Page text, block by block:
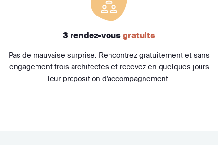
3 rendez-vous gratuits
Pas de mauvaise surprise. Rencontrez gratuitement et sans
engagement trois architectes et recevez en quelques jours
leur proposition d'accompagnement.